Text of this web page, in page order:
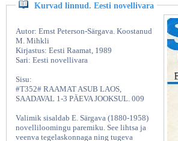
Kurvad linnud. Eesti novellivara
Autor: Ernst Peterson-Särgava. Koostanud
M. Mihkli
Kirjastus: Eesti Raamat, 1989
Sari: Eesti novellivara
Sisu:
#T352# RAAMAT ASUB LAOS,
SAADAVAL 1-3 PÄEVA JOOKSUL. 009
Valimik sisaldab E. Särgava (1880-1958)
novelliloomingu paremiku. See lihtsa ja
veenva tegelaskonnaga ning tugeva